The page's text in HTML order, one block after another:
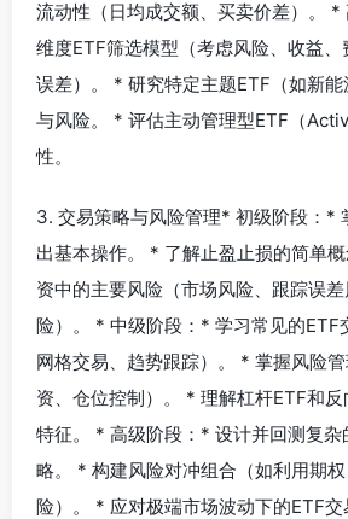
流动性（日均成交额、买卖价差）。
维度ETF筛选模型（考虑风险、收益
误差）。 * 研究特定主题ETF（如新
与风险。 * 评估主动管理型ETF（
性。
3. 交易策略与风险管理* 初级阶段：*
出基本操作。 * 了解止盈止损的简单
资中的主要风险（市场风险、跟踪误
险）。 * 中级阶段：* 学习常见的ETF
网格交易、趋势跟踪）。 * 掌握风险
资、仓位控制）。 * 理解杠杆ETF和
特征。 * 高级阶段：* 设计并回测复杂
略。 * 构建风险对冲组合（如利用期
险）。 * 应对极端市场波动下的ETF交